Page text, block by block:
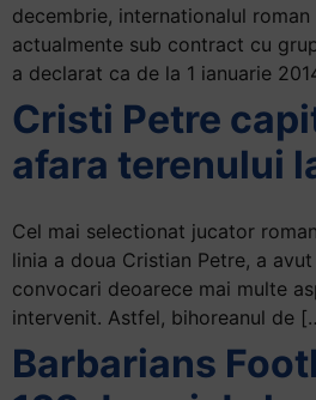
decembrie, internationalul roman
actualmente sub contract cu
a declarat ca de la 1 ianuarie
Cristi Petre
afara terenului
Cel mai selectionat jucator
linia a doua Cristian Petre, a
convocari deoarece mai multe
intervenit. Astfel, bihoreanul de
Barbarians